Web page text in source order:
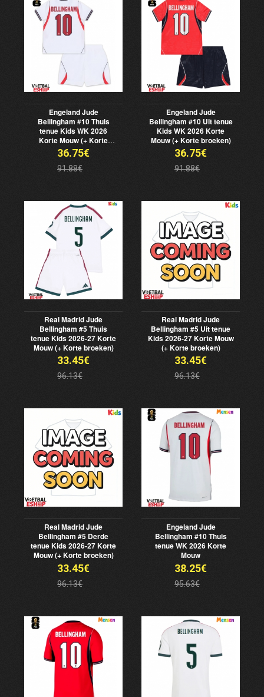
Engeland Jude
Bellingham #10 Thuis
tenue Kids WK 2026
Korte Mouw (+ Korte
broeken)
36.75€
91.88€
Engeland Jude
Bellingham #10 Uit tenue
Kids WK 2026 Korte
Mouw (+ Korte broeken)
36.75€
91.88€
Real Madrid Jude
Bellingham #5 Thuis
tenue Kids 2026-27 Korte
Mouw (+ Korte broeken)
33.45€
96.13€
Real Madrid Jude
Bellingham #5 Uit tenue
Kids 2026-27 Korte Mouw
(+ Korte broeken)
33.45€
96.13€
Real Madrid Jude
Bellingham #5 Derde
tenue Kids 2026-27 Korte
Mouw (+ Korte broeken)
33.45€
96.13€
Engeland Jude
Bellingham #10 Thuis
tenue WK 2026 Korte
Mouw
38.25€
95.63€